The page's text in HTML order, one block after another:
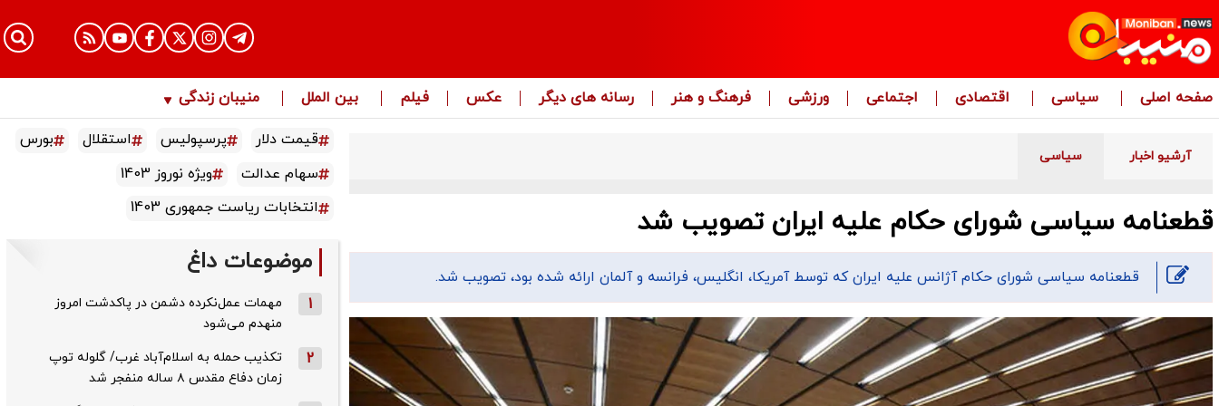
صفحه اصلی سیاسی اقتصادی اجتماعی ورزشی فرهنگ و هنر رسانه های دیگر عکس فیلم بین الملل منیبان زندگی
آرشیو اخبار سیاسی
قطعنامه سیاسی شورای حکام علیه ایران تصویب شد
قطعنامه سیاسی شورای حکام آژانس علیه ایران که توسط آمریکا، انگلیس، فرانسه و آلمان ارائه شده بود، تصویب شد.
قیمت دلار پرسپولیس استقلال
بورس
سهام عدالت
ویژه نوروز 1403
انتخابات ریاست جمهوری 1403
موضوعات داغ
1
مهمات عمل‌نکرده دشمن در پاکدشت امروز
منهدم می‌شود
2
تکذیب حمله به اسلام‌آباد غرب/ گلوله توپ
زمان دفاع مقدس ۸ ساله منفجر شد